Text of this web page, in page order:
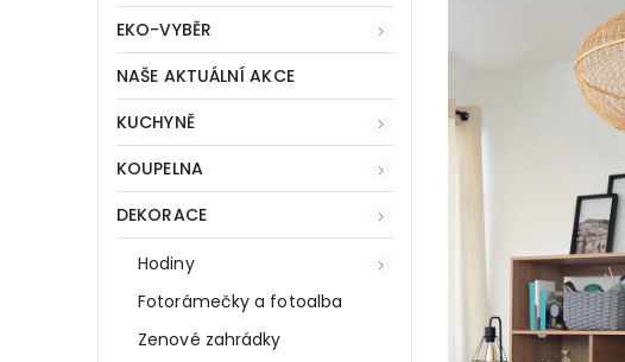
EKO-VYBĚR
NAŠE AKTUÁLNÍ AKCE
KUCHYNĚ
KOUPELNA
DEKORACE
Hodiny
Fotorámečky a fotoalba
Zenové zahrádky